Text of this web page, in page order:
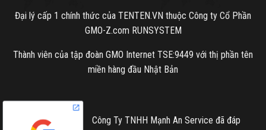
Đại lý cấp 1 chính thức của TENTEN.VN thuộc Công ty Cổ Phần
GMO-Z.com RUNSYSTEM
Thành viên của tập đoàn GMO Internet TSE:9449 với thị phần tên
miền hàng đầu Nhật Bản
Công Ty TNHH Mạnh An Service đã đáp